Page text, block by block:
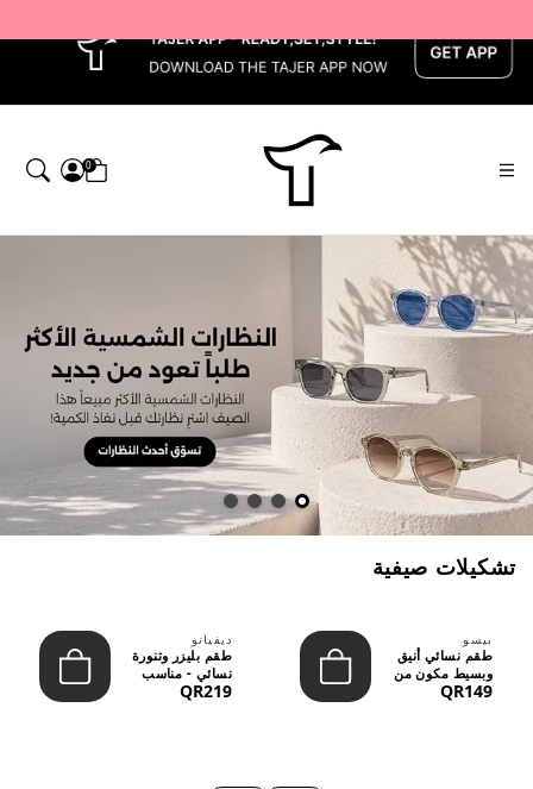
0
تاجر — Home page default h1 desc
تشكيلات صيفية
بيسو
طقم نسائي أنيق
وبسيط مكون من
قطعتين - تصميم
QR149
ديفيانو
طقم بليزر وتنورة
نسائي - مناسب
للعمل الرسمي
QR219